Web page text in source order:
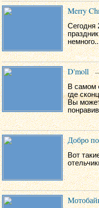
Merry
Сегодня
D'moll
В самом
где
Вы
Добро
Вот